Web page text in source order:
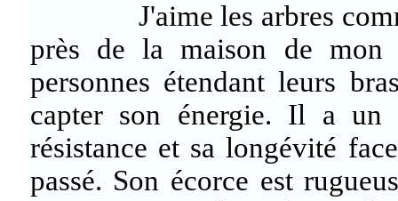
J'aime les arbres comme
près de la maison de
personnes étendant leurs
capter son énergie. Il a un
résistance et sa longévité
passé. Son écorce est